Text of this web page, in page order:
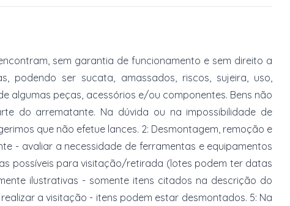
sem garantia de funcionamento e sem direito a
podendo ser sucata, amassados, riscos, sujeira, uso,
algumas peças, acessórios e/ou componentes. Bens não
do arrematante. Na dúvida ou na impossibilidade de
que não efetue lances. 2: Desmontagem, remoção e
- avaliar a necessidade de ferramentas e equipamentos
possíveis para visitação/retirada (lotes podem ter datas
ilustrativas - somente itens citados na descrição do
a visitação - itens podem estar desmontados. 5: Na